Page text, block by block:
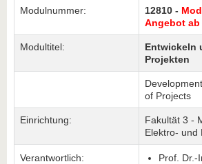
Modulnummer: 12810 -
Angebot ab
Modultitel:
Entwickeln
Projekten
of Projects
Einrichtung:
Fakultät 3 -
Elektro- und
Verantwortlich: Prof. Dr.-